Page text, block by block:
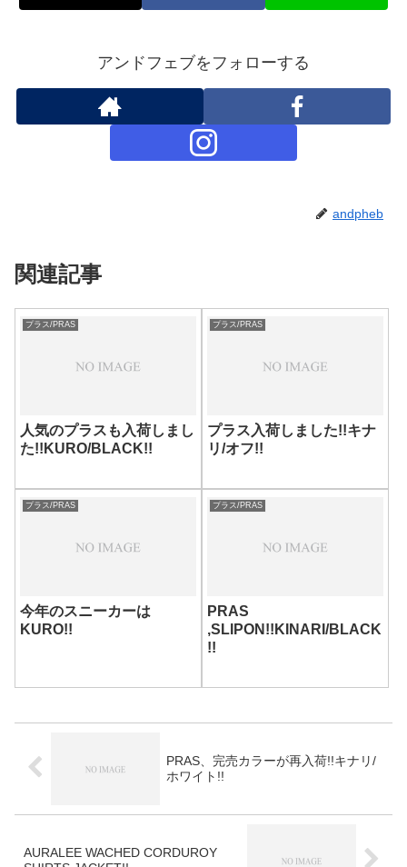
アンドフェブをフォローする
andpheb
関連記事
プラス/PRAS
人気のプラスも入荷しまし
た!!KURO/BLACK!!
プラス/PRAS
プラス入荷しました!!キナ
リ/オフ!!
プラス/PRAS
今年のスニーカーは
KURO!!
プラス/PRAS
PRAS
,SLIPON!!KINARI/BLACK
!!
PRAS、完売カラーが再入荷!!キナリ/
ホワイト!!
AURALEE WACHED CORDUROY